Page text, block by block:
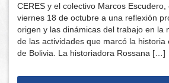
CERES y el colectivo Marcos
viernes 18 de octubre a una reflexión
origen y las dinámicas del trabajo en la
de las actividades que marcó la historia
de Bolivia. La historiadora Rossana […]